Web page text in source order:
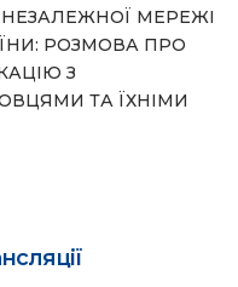
МЕРЕЖІ
РОЗМОВА ПРО
З
ТА ЇХНІМИ